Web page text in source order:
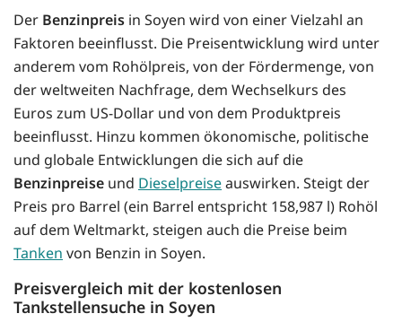
Der Benzinpreis in Soyen wird von einer Vielzahl an
Faktoren beeinflusst. Die Preisentwicklung wird unter
anderem vom Rohölpreis, von der Fördermenge, von
der weltweiten Nachfrage, dem Wechselkurs des
Euros zum US-Dollar und von dem Produktpreis
beeinflusst. Hinzu kommen ökonomische, politische
und globale Entwicklungen die sich auf die
Benzinpreise und Dieselpreiseauswirken. Steigt der
Preis pro Barrel (ein Barrel entspricht 158,987 l) Rohöl
auf dem Weltmarkt, steigen auch die Preise beim
Tanken von Benzin in Soyen.
Preisvergleich mit der kostenlosen
Tankstellensuche in Soyen